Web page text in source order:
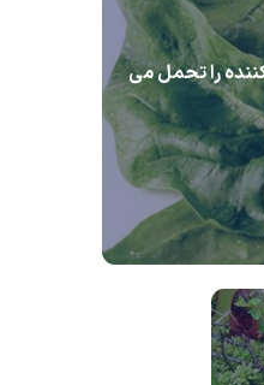
را تحمل می